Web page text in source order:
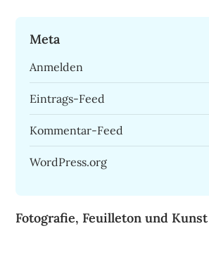
Meta
Anmelden
Eintrags-Feed
Kommentar-Feed
WordPress.org
Fotografie, Feuilleton und Kunst